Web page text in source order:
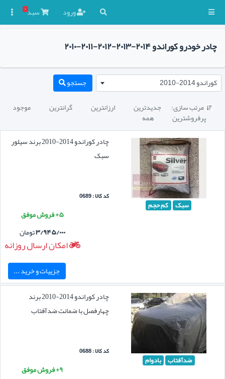
ورود سبد۰
چادر خودرو کوراندو ۲۰۱۴-۲۰۱۳-۲۰۱۲-۲۰۱۱-۲۰۱۰
کوراندو 2014-2010 جستجو
 مرتب سازی: جدیدترین ارزانترین گرانترین موجود
پرفروشترین همه
سبک کم حجم
چادر کوراندو 2014-2010 برند سیلور
سبک
کد کالا : 0689
۵+ فروش موفق
۳/۹۴۵/۰۰۰تومان
امکان ارسال روزانه
جزییات و خرید ...
ضدآفتاب بادوام
چادر کوراندو 2014-2010 برند
چهارفصل با ضمانت ضدآفتاب
کد کالا : 0688
۹+ فروش موفق